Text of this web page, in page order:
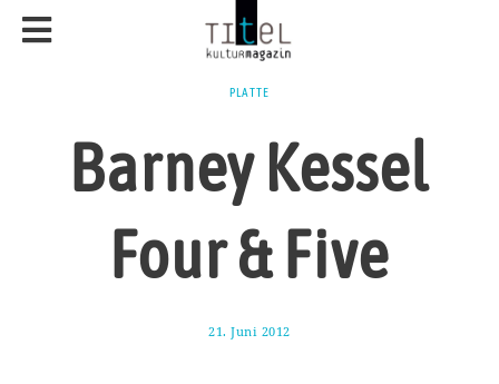
PLATTE
Barney Kessel
Four & Five
21. Juni 2012